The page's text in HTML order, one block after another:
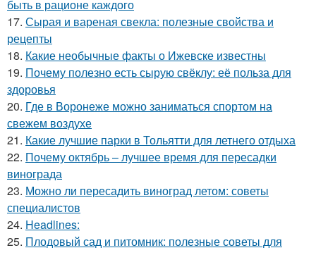
быть в рационе каждого
17. Сырая и вареная свекла: полезные свойства и
рецепты
18. Какие необычные факты о Ижевске известны
19. Почему полезно есть сырую свёклу: её польза для
здоровья
20. Где в Воронеже можно заниматься спортом на
свежем воздухе
21. Какие лучшие парки в Тольятти для летнего отдыха
22. Почему октябрь – лучшее время для пересадки
винограда
23. Можно ли пересадить виноград летом: советы
специалистов
24. Headlines:
25. Плодовый сад и питомник: полезные советы для